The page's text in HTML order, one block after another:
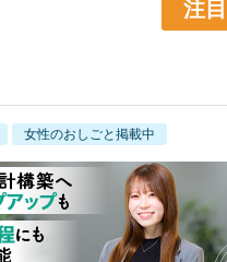
女性のおしごと掲載中